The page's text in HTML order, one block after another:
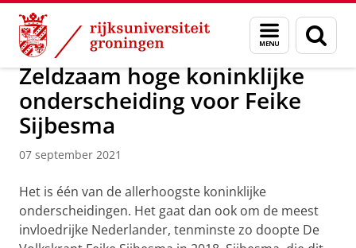
Skip
Content
Skip
Navigation
Menu
en
zoeken
Over ons Actueel Nieuws Nieuwsberichten
Zeldzaam hoge koninklijke
onderscheiding voor Feike
Sijbesma
07 september 2021
Het is één van de allerhoogste koninklijke
onderscheidingen. Het gaat dan ook om de meest
invloedrijke Nederlander, tenminste zo doopte De